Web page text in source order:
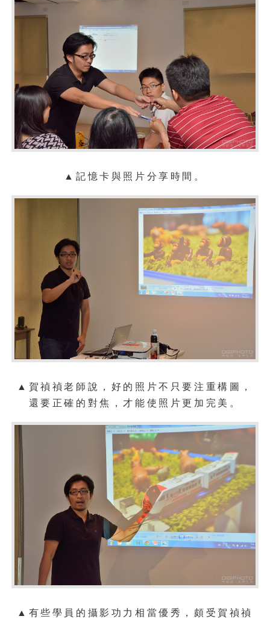
▲記憶卡與照片分享時間。
▲ 賀禎禎老師說，好的照片不只要注重構圖，
還要正確的對焦，才能使照片更加完美。
▲有些學員的攝影功力相當優秀，頗受賀禎禎